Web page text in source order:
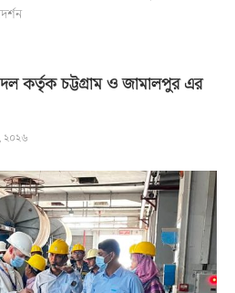
কর্তৃক চট্টগ্রাম ও জামালপুর এর